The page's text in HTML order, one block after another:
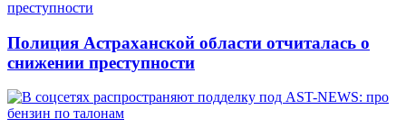
Полиция Астраханской области отчиталась о
снижении преступности